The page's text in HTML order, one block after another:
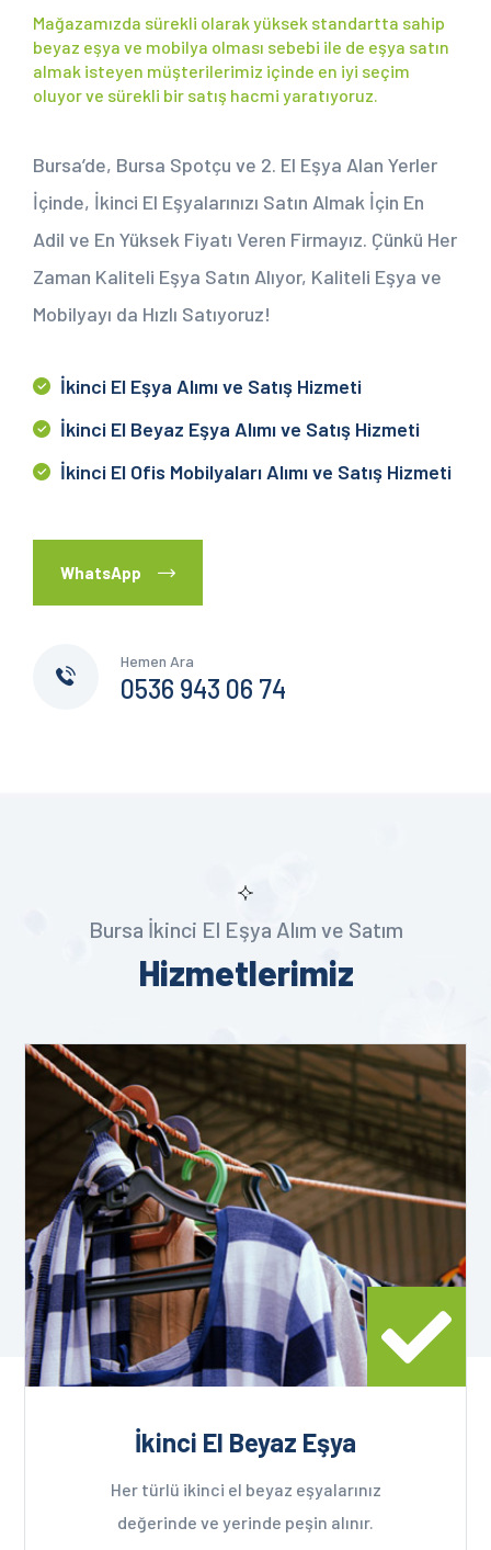
Mağazamızda sürekli olarak yüksek standartta sahip
beyaz eşya ve mobilya olması sebebi ile de eşya satın
almak isteyen müşterilerimiz içinde en iyi seçim
oluyor ve sürekli bir satış hacmi yaratıyoruz.
Bursa’de, Bursa Spotçu ve 2. El Eşya Alan Yerler
İçinde, İkinci El Eşyalarınızı Satın Almak İçin En
Adil ve En Yüksek Fiyatı Veren Firmayız. Çünkü Her
Zaman Kaliteli Eşya Satın Alıyor, Kaliteli Eşya ve
Mobilyayı da Hızlı Satıyoruz!
İkinci El Eşya Alımı ve Satış Hizmeti
İkinci El Beyaz Eşya Alımı ve Satış Hizmeti
İkinci El Ofis Mobilyaları Alımı ve Satış Hizmeti
WhatsApp
Hemen Ara
0536 943 06 74
Bursa İkinci El Eşya Alım ve Satım
Hizmetlerimiz
İkinci El Beyaz Eşya
Her türlü ikinci el beyaz eşyalarınız
değerinde ve yerinde peşin alınır.